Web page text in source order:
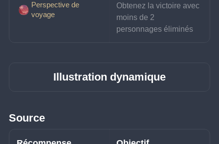
Perspective de
voyage
Obtenez la victoire avec
moins de 2
personnages éliminés
Illustration dynamique
Source